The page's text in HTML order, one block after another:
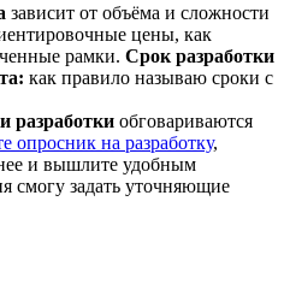
зависит от объёма и сложности
цены, как
рамки. Срок разработки
как правило называю сроки с
разработки обговариваются
опросник на разработку,
и вышлите удобным
смогу задать уточняющие